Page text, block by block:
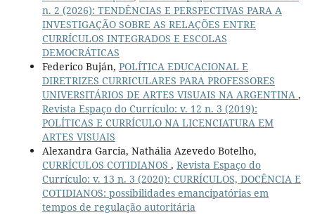
n. 2 (2026): TENDÊNCIAS E PERSPECTIVAS PARA A
INVESTIGAÇÃO SOBRE AS RELAÇÕES ENTRE
CURRÍCULOS INTEGRADOS E ESCOLAS
DEMOCRÁTICAS
Federico Buján, POLÍTICA EDUCACIONAL E
DIRETRIZES CURRICULARES PARA PROFESSORES
UNIVERSITÁRIOS DE ARTES VISUAIS NA ARGENTINA ,
Revista Espaço do Currículo: v. 12 n. 3 (2019):
POLÍTICAS E CURRÍCULO NA LICENCIATURA EM
ARTES VISUAIS
Alexandra Garcia, Nathália Azevedo Botelho,
CURRÍCULOS COTIDIANOS , Revista Espaço do
Currículo: v. 13 n. 3 (2020): CURRÍCULOS, DOCÊNCIA E
COTIDIANOS: possibilidades emancipatórias em
tempos de regulação autoritária